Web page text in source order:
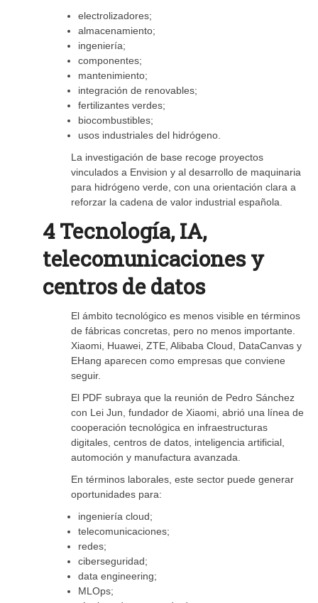
electrolizadores;
almacenamiento;
ingeniería;
componentes;
mantenimiento;
integración de renovables;
fertilizantes verdes;
biocombustibles;
usos industriales del hidrógeno.
La investigación de base recoge proyectos
vinculados a Envision y al desarrollo de maquinaria
para hidrógeno verde, con una orientación clara a
reforzar la cadena de valor industrial española.
4 Tecnología, IA,
telecomunicaciones y
centros de datos
El ámbito tecnológico es menos visible en términos
de fábricas concretas, pero no menos importante.
Xiaomi, Huawei, ZTE, Alibaba Cloud, DataCanvas y
EHang aparecen como empresas que conviene
seguir.
El PDF subraya que la reunión de Pedro Sánchez
con Lei Jun, fundador de Xiaomi, abrió una línea de
cooperación tecnológica en infraestructuras
digitales, centros de datos, inteligencia artificial,
automoción y manufactura avanzada.
En términos laborales, este sector puede generar
oportunidades para:
ingeniería cloud;
telecomunicaciones;
redes;
ciberseguridad;
data engineering;
MLOps;